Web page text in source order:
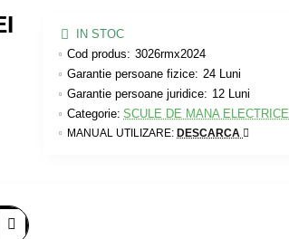
IN STOC
Cod produs: 3026rmx2024
Garantie persoane fizice: 24 Luni
MANUAL UTILIZARE: DESCARCA
Garantie persoane juridice: 12 Luni
Categorie: SCULE DE MANA ELECTRICE